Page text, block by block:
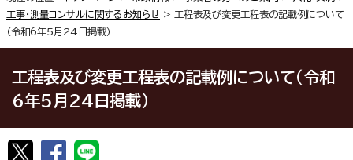
工事・測量コンサルに関するお知らせ > 工程表及び変更工程表の記載例について
（令和6年5月24日掲載）
工程表及び変更工程表の記載例について（令和
6年5月24日掲載）